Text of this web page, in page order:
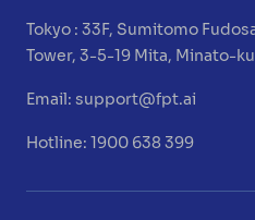
Tokyo :33F, Sumitomo
Tower, 3-5-19 Mita, Minato-ku
Email:support@fpt.ai
Hotline: 1900 638 399